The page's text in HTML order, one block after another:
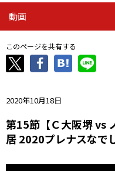
ニッパツ
ニッパツ
-
動画
このページを共有する
2020年10月18日
第15節【Ｃ大阪堺 vs
居 2020プレナスなで